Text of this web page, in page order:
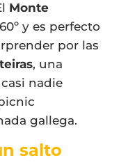
Monte
y es perfecto
por las
, una
nadie
gallega.
salto